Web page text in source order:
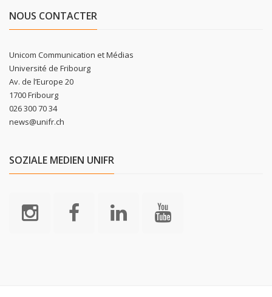
NOUS CONTACTER
Unicom Communication et Médias
Université de Fribourg
Av. de l’Europe 20
1700 Fribourg
026 300 70 34
news@unifr.ch
SOZIALE MEDIEN UNIFR